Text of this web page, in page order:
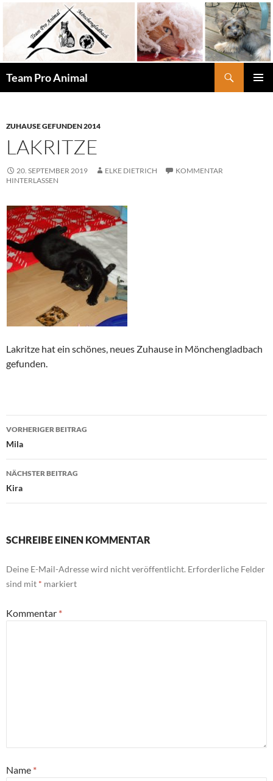
springen
Team Pro Animal
ZUHAUSE GEFUNDEN 2014
LAKRITZE
20. SEPTEMBER 2019 ELKE DIETRICH
KOMMENTAR
HINTERLASSEN
Lakritze hat ein schönes, neues Zuhause in Mönchengladbach
gefunden.
Beitragsnavigation
VORHERIGER BEITRAG
Mila
NÄCHSTER BEITRAG
Kira
SCHREIBE EINEN KOMMENTAR
Deine E-Mail-Adresse wird nicht veröffentlicht. Erforderliche Felder
sind mit * markiert
Kommentar *
Name *